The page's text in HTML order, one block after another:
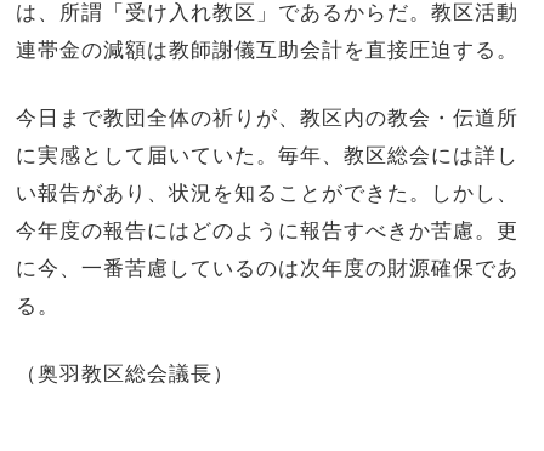
は、所謂「受け入れ教区」であるからだ。教区活動
連帯金の減額は教師謝儀互助会計を直接圧迫する。
今日まで教団全体の祈りが、教区内の教会・伝道所
に実感として届いていた。毎年、教区総会には詳し
い報告があり、状況を知ることができた。しかし、
今年度の報告にはどのように報告すべきか苦慮。更
に今、一番苦慮しているのは次年度の財源確保であ
る。
（奥羽教区総会議長）